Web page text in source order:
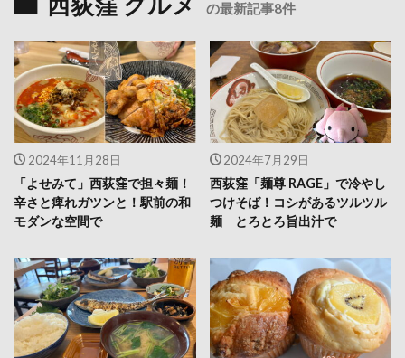
の最新記事8件
2024年11月28日
「よせみて」西荻窪で担々麺！
辛さと痺れガツンと！駅前の和
モダンな空間で
2024年7月29日
西荻窪「麺尊 RAGE」で冷やし
つけそば！コシがあるツルツル
麺 とろとろ旨出汁で